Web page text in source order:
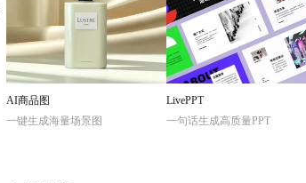
AI商品图
一键生成海量场景图
LivePPT
一句话生成高质量PPT